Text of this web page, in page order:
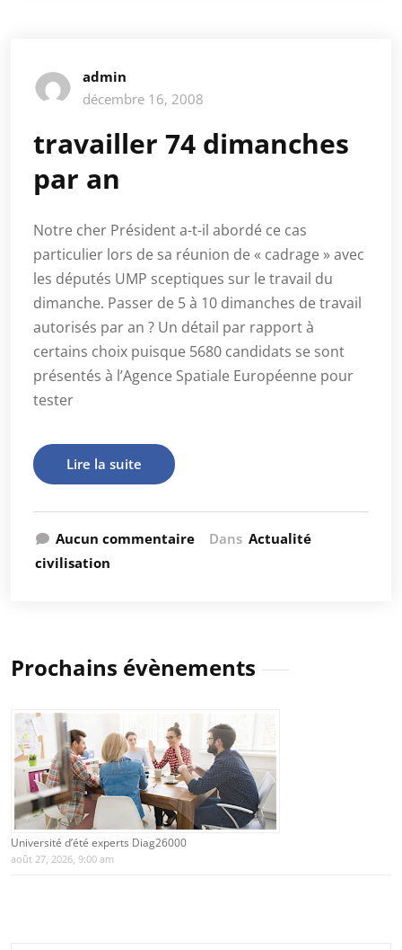
admin
décembre 16, 2008
travailler 74 dimanches
par an
Notre cher Président a-t-il abordé ce cas
particulier lors de sa réunion de « cadrage » avec
les députés UMP sceptiques sur le travail du
dimanche. Passer de 5 à 10 dimanches de travail
autorisés par an ? Un détail par rapport à
certains choix puisque 5680 candidats se sont
présentés à l’Agence Spatiale Européenne pour
tester
Lire la suite
Aucun commentaire Dans Actualité
civilisation
Prochains évènements
Université d’été experts Diag26000
août 27, 2026, 9:00 am